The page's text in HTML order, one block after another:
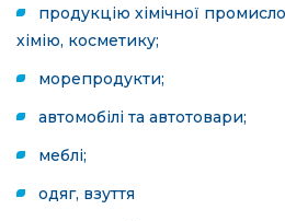
продукцію хімічної
хімію, косметику;
морепродукти;
автомобілі та автотовари;
меблі;
одяг, взуття